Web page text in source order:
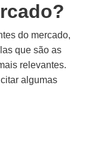
do mercado,
que são as
relevantes.
algumas